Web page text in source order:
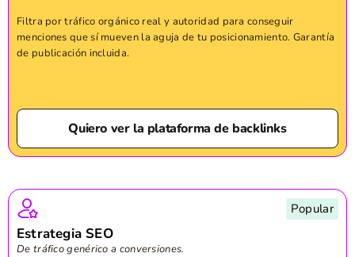
Filtra por tráfico orgánico real y autoridad para conseguir
menciones que sí mueven la aguja de tu posicionamiento. Garantía
de publicación incluida.
Quiero ver la plataforma de backlinks
Popular
Estrategia SEO
De tráfico genérico a conversiones.